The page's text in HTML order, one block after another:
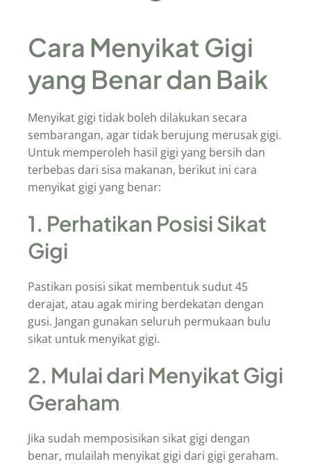
Cara Menyikat Gigi
yang Benar dan Baik
Menyikat gigi tidak boleh dilakukan secara
sembarangan, agar tidak berujung merusak gigi.
Untuk memperoleh hasil gigi yang bersih dan
terbebas dari sisa makanan, berikut ini cara
menyikat gigi yang benar:
1. Perhatikan Posisi Sikat
Gigi
Pastikan posisi sikat membentuk sudut 45
derajat, atau agak miring berdekatan dengan
gusi. Jangan gunakan seluruh permukaan bulu
sikat untuk menyikat gigi.
2. Mulai dari Menyikat Gigi
Geraham
Jika sudah memposisikan sikat gigi dengan
benar, mulailah menyikat gigi dari gigi geraham.